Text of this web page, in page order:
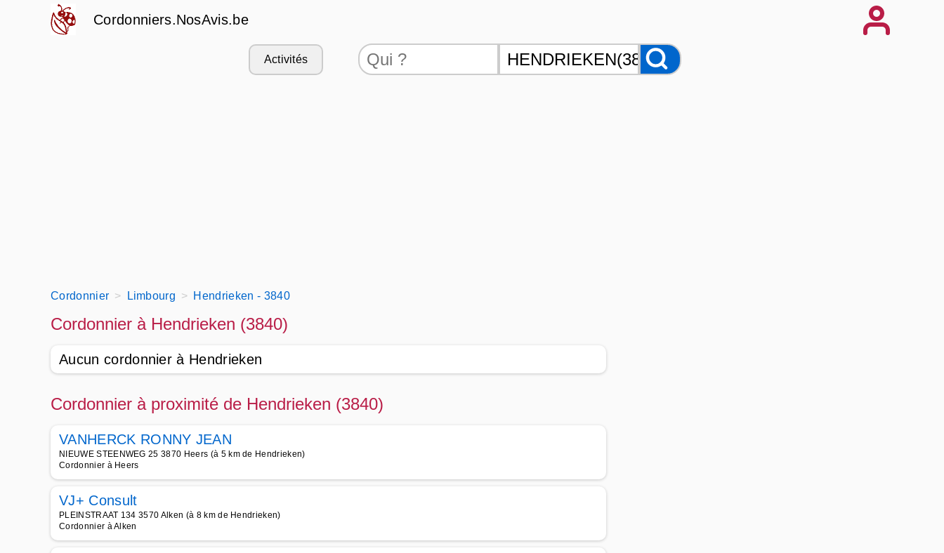
Cordonniers.NosAvis.be
Activités
Cordonnier Limbourg Hendrieken - 3840
Cordonnier à Hendrieken (3840)
Aucun cordonnier à Hendrieken
Cordonnier à proximité de Hendrieken (3840)
VANHERCK RONNY JEAN
NIEUWE STEENWEG 25 3870 Heers (à 5 km de Hendrieken)
Cordonnier à Heers
VJ+ Consult
PLEINSTRAAT 134 3570 Alken (à 8 km de Hendrieken)
Cordonnier à Alken